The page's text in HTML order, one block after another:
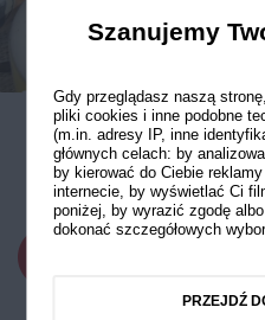
Szarlotka z
CZAS
Szanujemy
Gdy przeglądasz naszą
pliki cookies i inne podobne
(m.in. adresy IP, inne
głównych celach: by
by kierować do Ciebie
internecie, by wyświetlać Ci
poniżej, by wyrazić zgodę
dokonać szczegółowych
PRZEJDŹ